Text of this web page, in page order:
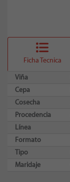
Ficha Tecnica
Viña
Cepa
Cosecha
Procedencia
Línea
Formato
Tipo
Maridaje